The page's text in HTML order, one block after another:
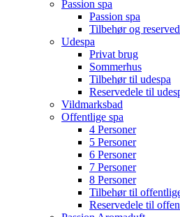
Passion spa
Passion spa
Tilbehør og
Udespa
Privat brug
Sommerhus
Tilbehør til udespa
Reservedele til
Vildmarksbad
Offentlige spa
4 Personer
5 Personer
6 Personer
7 Personer
8 Personer
Tilbehør til
Reservedele til